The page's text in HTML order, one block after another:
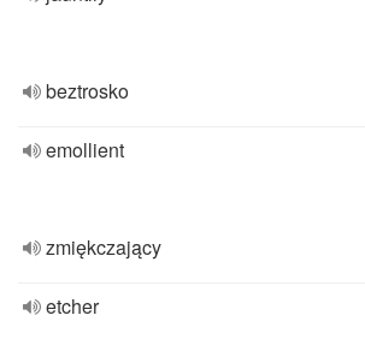
beztrosko
emollient
zmiękczający
etcher